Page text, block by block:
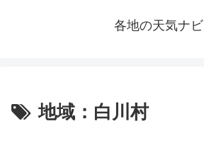
各地の天気ナビ
地域：白川村